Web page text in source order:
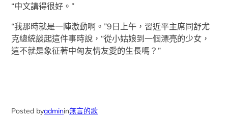
“中文講得很好。”
“我那時就是一陣激動啊。”9日上午，習近平主席同舒尤
克總統談起這件事時說，“從小姑娘到一個漂亮的少女，
這不就是象征著中匈友情友愛的生長嗎？”
Posted byadminin無言的歌